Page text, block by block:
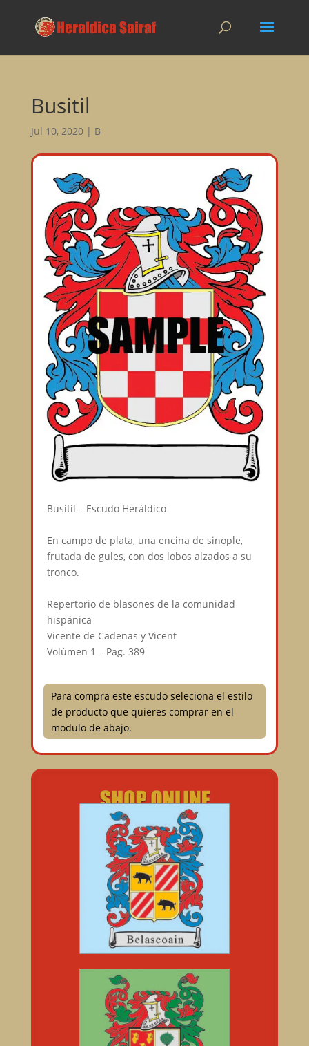
Busitil
Jul 10, 2020| B
Busitil – Escudo Heráldico⁣⠀
En campo de plata, una encina de sinople,
frutada de gules, con dos lobos alzados a su
tronco.⁣⠀
Repertorio de blasones de la comunidad
hispánica⁣⠀
Vicente de Cadenas y Vicent⁣⠀
Volúmen 1 – Pag. 389⁣
Para compra este escudo seleciona el estilo
de producto que quieres comprar en el
modulo de abajo.